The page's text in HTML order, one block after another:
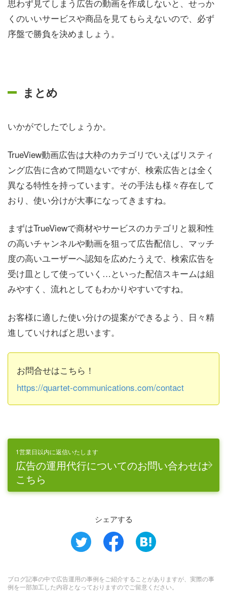
思わず見てしまう広告の動画を作成しないと、せっか
くのいいサービスや商品を見てもらえないので、必ず
序盤で勝負を決めましょう。
まとめ
いかがでしたでしょうか。
TrueView動画広告は大枠のカテゴリでいえばリスティ
ング広告に含めて問題ないですが、検索広告とは全く
異なる特性を持っています。その手法も様々存在して
おり、使い分けが大事になってきますね。
まずはTrueViewで商材やサービスのカテゴリと親和性
の高いチャンネルや動画を狙って広告配信し、マッチ
度の高いユーザーへ認知を広めたうえで、検索広告を
受け皿として使っていく…といった配信スキームは組
みやすく、流れとしてもわかりやすいですね。
お客様に適した使い分けの提案ができるよう、日々精
進していければと思います。
お問合せはこちら！
https://quartet-communications.com/contact
1営業日以内に返信いたします
広告の運用代行についてのお問い合わせは
こちら
シェアする
ブログ記事の中で広告運用の事例をご紹介することがありますが、実際の事
例を一部加工した内容となっておりますのでご留意ください。